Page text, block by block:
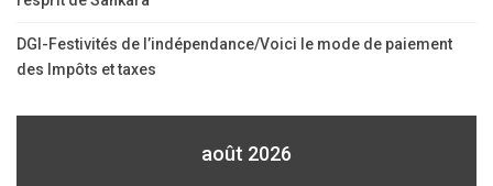
DGI-Festivités de l’indépendance/Voici le mode de paiement
des Impôts et taxes
août 2026